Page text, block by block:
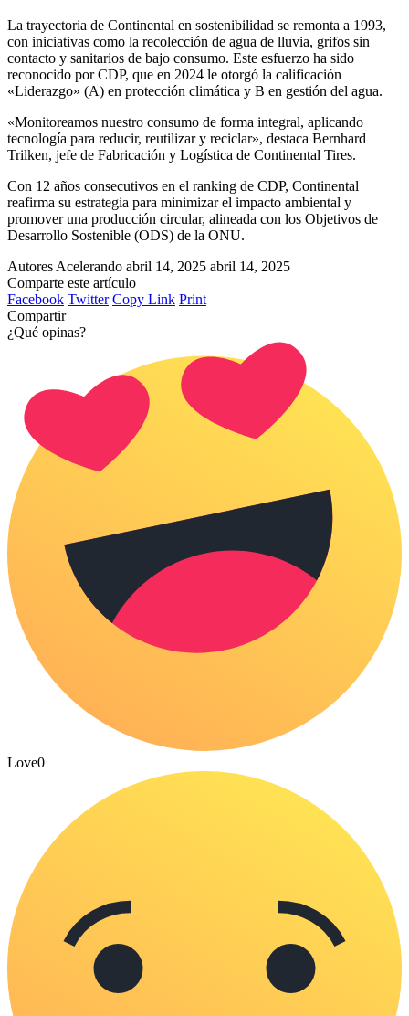
La trayectoria de Continental en sostenibilidad se remonta a 1993,
con iniciativas como la recolección de agua de lluvia, grifos sin
contacto y sanitarios de bajo consumo. Este esfuerzo ha sido
reconocido por CDP, que en 2024 le otorgó la calificación
«Liderazgo» (A) en protección climática y B en gestión del agua.
«Monitoreamos nuestro consumo de forma integral, aplicando
tecnología para reducir, reutilizar y reciclar», destaca Bernhard
Trilken, jefe de Fabricación y Logística de Continental Tires.
Con 12 años consecutivos en el ranking de CDP, Continental
reafirma su estrategia para minimizar el impacto ambiental y
promover una producción circular, alineada con los Objetivos de
Desarrollo Sostenible (ODS) de la ONU.
Autores Acelerando abril 14, 2025 abril 14, 2025
Comparte este artículo
Facebook Twitter Copy Link Print
Compartir
¿Qué opinas?
Love0